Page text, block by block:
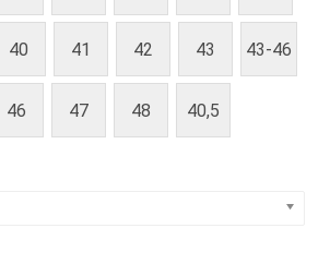
40 41 42 43 43-46
46 47 48 40,5